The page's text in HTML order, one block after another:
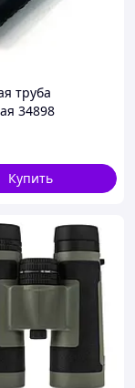
труба
34898
Купить